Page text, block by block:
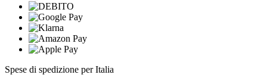
Spese di spedizione per Italia